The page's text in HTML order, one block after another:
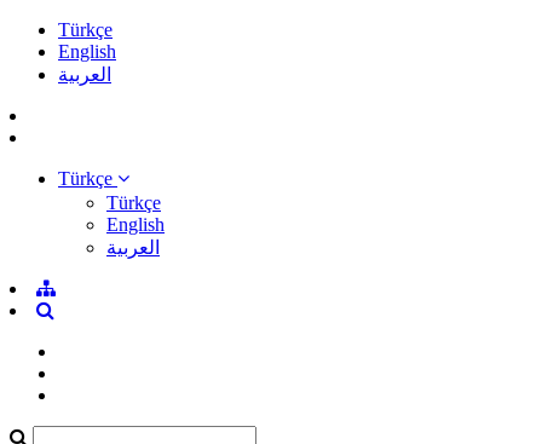
Türkçe
English
العربية
Türkçe
Türkçe
English
العربية